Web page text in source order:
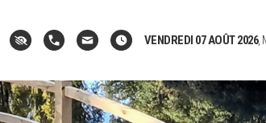
VENDREDI 07 AOÛT 2026,